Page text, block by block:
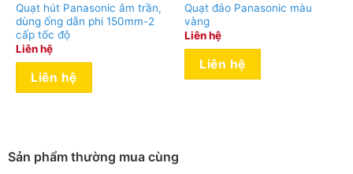
Quạt hút Panasonic âm trần,
dùng ống dẫn phi 150mm-2
cấp tốc độ
Liên hệ
Liên hệ
Quạt đảo Panasonic màu
vàng
Liên hệ
Liên hệ
Sản phẩm thường mua cùng